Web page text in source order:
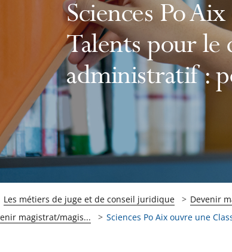
Sciences Po
Talents pour le
administratif :
Les métiers de juge et de conseil juridique
Devenir
magistrat/magis...
Sciences Po Aix ouvre une